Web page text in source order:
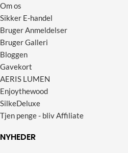
Om os
Sikker E-handel
Bruger Anmeldelser
Bruger Galleri
Bloggen
Gavekort
AERIS LUMEN
Enjoythewood
SilkeDeluxe
Tjen penge - bliv Affiliate
NYHEDER